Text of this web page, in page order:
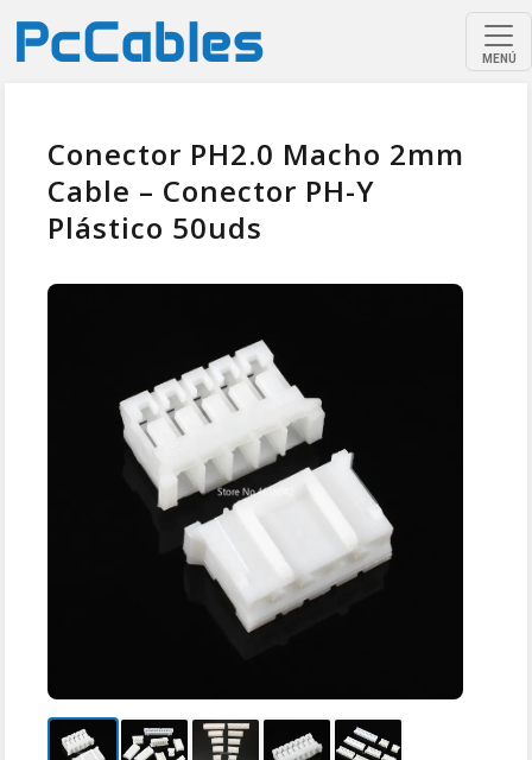
MENÚ
Conector PH2.0 Macho 2mm
Cable – Conector PH-Y
Plástico 50uds